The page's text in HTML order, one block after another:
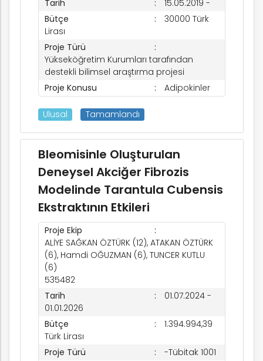
Tarih
15.05.2019 -
Bütçe
30000 Türk
Lirası
Proje Türü
Yükseköğretim Kurumları tarafından
destekli bilimsel araştırma projesi
Proje Konusu
Adipokinler
Ulusal Tamamlandı
Bleomisinle Oluşturulan
Deneysel Akciğer Fibrozis
Modelinde Tarantula Cubensis
Ekstraktının Etkileri
Proje Ekip
ALİYE SAĞKAN ÖZTÜRK (12), ATAKAN ÖZTÜRK
(6), Hamdi OĞUZMAN (6), TUNCER KUTLU
(6)
535482
Tarih
01.07.2024 -
01.01.2026
Bütçe
1.394.994,39
Türk Lirası
Proje Türü
-Tübitak 1001